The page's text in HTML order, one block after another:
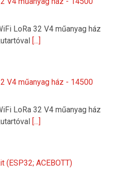
LoRa 32 V4 műanyag ház
[...]
V4 műanyag ház - 14500
LoRa 32 V4 műanyag ház
[...]
(ESP32; ACEBOTT)